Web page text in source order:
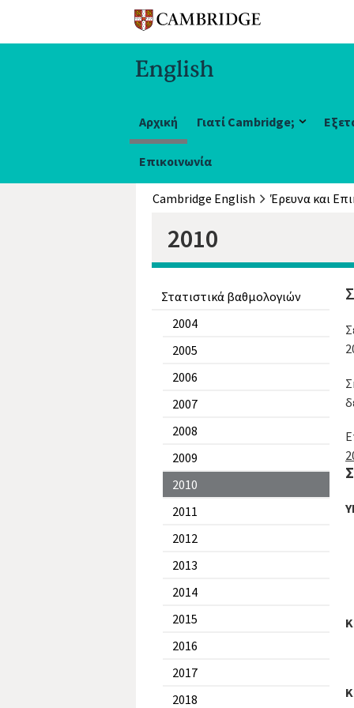
Αρχική Γιατί Cambridge;
Επικοινωνία
Cambridge English
2010
Στατιστικά βαθμολογιών
2004
2005
2006
2007
2008
2009
2010
2011
2012
2013
2014
2015
2016
2017
2018